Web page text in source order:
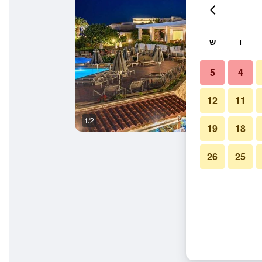
1/2
ו ש
4
5
11
12
18
19
25
26